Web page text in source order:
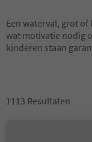
Een waterval, grot
wat motivatie nodig
kinderen staan
1113 Resultaten